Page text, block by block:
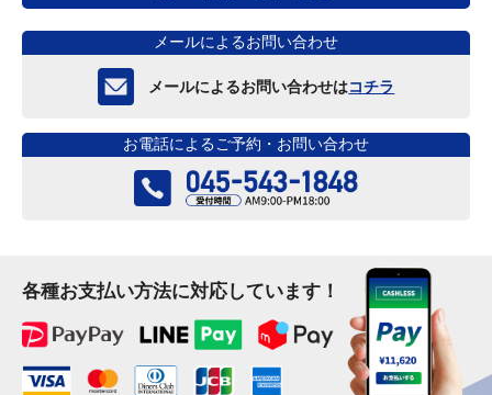
メールによるお問い合わせ
メールによるお問い合わせはコチラ
お電話によるご予約・お問い合わせ
各種お支払い方法に対応しています！